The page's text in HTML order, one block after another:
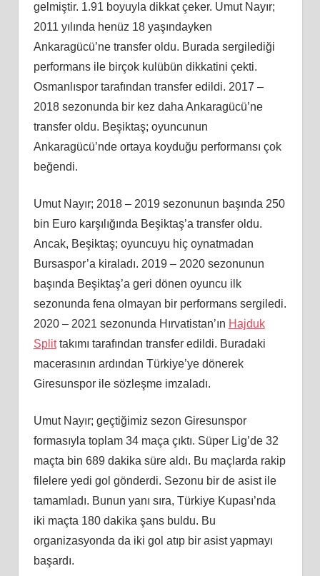
gelmiştir. 1.91 boyuyla dikkat çeker. Umut Nayır;
2011 yılında henüz 18 yaşındayken
Ankaragücü’ne transfer oldu. Burada sergilediği
performans ile birçok kulübün dikkatini çekti.
Osmanlıspor tarafından transfer edildi. 2017 –
2018 sezonunda bir kez daha Ankaragücü’ne
transfer oldu. Beşiktaş; oyuncunun
Ankaragücü’nde ortaya koyduğu performansı çok
beğendi.
Umut Nayır; 2018 – 2019 sezonunun başında 250
bin Euro karşılığında Beşiktaş’a transfer oldu.
Ancak, Beşiktaş; oyuncuyu hiç oynatmadan
Bursaspor’a kiraladı. 2019 – 2020 sezonunun
başında Beşiktaş’a geri dönen oyuncu ilk
sezonunda fena olmayan bir performans sergiledi.
2020 – 2021 sezonunda Hırvatistan’ın Hajduk
Splittakımı tarafından transfer edildi. Buradaki
macerasının ardından Türkiye’ye dönerek
Giresunspor ile sözleşme imzaladı.
Umut Nayır; geçtiğimiz sezon Giresunspor
formasıyla toplam 34 maça çıktı. Süper Lig’de 32
maçta bin 689 dakika süre aldı. Bu maçlarda rakip
filelere yedi gol gönderdi. Sezonu bir de asist ile
tamamladı. Bunun yanı sıra, Türkiye Kupası’nda
iki maçta 180 dakika şans buldu. Bu
organizasyonda da iki gol atıp bir asist yapmayı
başardı.